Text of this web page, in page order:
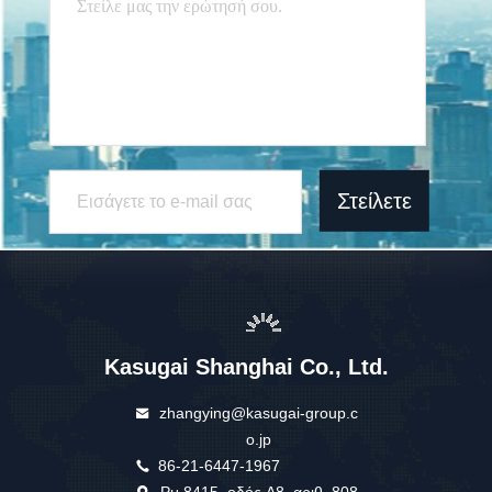
Στείλετε
Kasugai Shanghai Co., Ltd.
zhangying@kasugai-group.c
o.jp
86-21-6447-1967